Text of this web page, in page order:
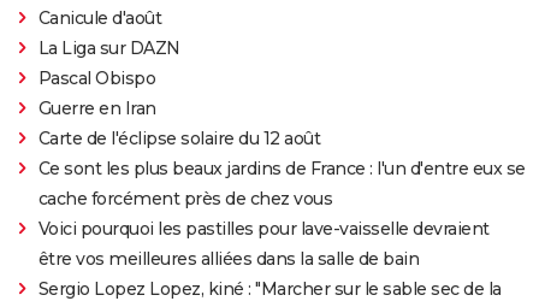
Canicule d'août
La Liga sur DAZN
Pascal Obispo
Guerre en Iran
Carte de l'éclipse solaire du 12 août
Ce sont les plus beaux jardins de France : l'un d'entre eux se
cache forcément près de chez vous
Voici pourquoi les pastilles pour lave-vaisselle devraient
être vos meilleures alliées dans la salle de bain
Sergio Lopez Lopez, kiné : "Marcher sur le sable sec de la